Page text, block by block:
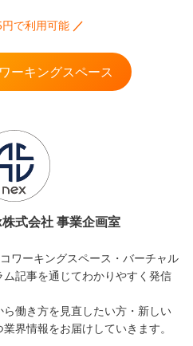
で利用可能 ／
ーキングスペース
式会社 事業企画室
ワーキングスペース・バーチャル
記事を通じてわかりやすく発信
働き方を見直したい方・新しい
界情報をお届けしていきます。